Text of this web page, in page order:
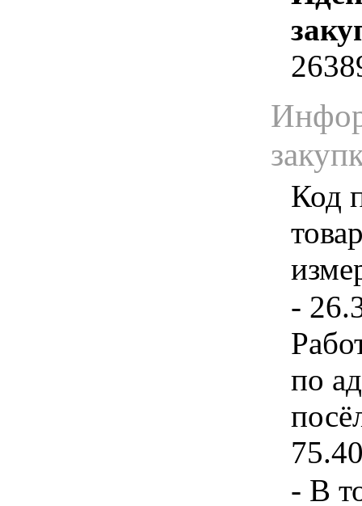
Код
-
по
- В том числе: Код позиции Наименование товара, работы, услуги Ед. измерения Количество (объем работы, услуги) Цена за ед., ? Стоимость, ? 26.30.11.110 26.30.11.110-00000041 ТОВАР Коммутатор Тип коммутатора Управляемый Тип передачи данных Ethernet Блок питания Внешний Штука 1,00 62 486,63 62 486,63 Наименование характеристики Значение характеристики Единица измерения характеристики Инструкция по заполнению характеристик в заявке Тип коммутатора Управляемый Значение характеристики не может изменяться участником закупки Тип передачи данных Ethernet Значение характеристики не может изменяться участником закупки Блок питания Внешний Значение характеристики не может изменяться участником закупки Тип блоков питания Фиксированные Значение характеристики не может изменяться участником закупки Количество блоков питания 1.00000000000 Штука Значение характеристики не может изменяться участником закупки Тип электропитания AC Значение характеристики не может изменяться участником закупки Внутренняя пропускная способность ? 10.00000000000 и Гигабит в секунду Участник закупки указывает в заявке конкретное значение характеристики Выполнение функций фильтрации пакетов с использованием списков доступа (ACL – Access Control List) средствами специализированных интегральных микросхем (ASIC) интерфейсных модулей Да Значение характеристики не может изменяться участником закупки Интерфейс LAN-порта SFP Значение характеристики не может изменяться участником закупки RJ45 Интерфейс сетевых модулей SFP Значение характеристики не может изменяться участником закупки Категория климатического исполнения 1.00000000000 Значение